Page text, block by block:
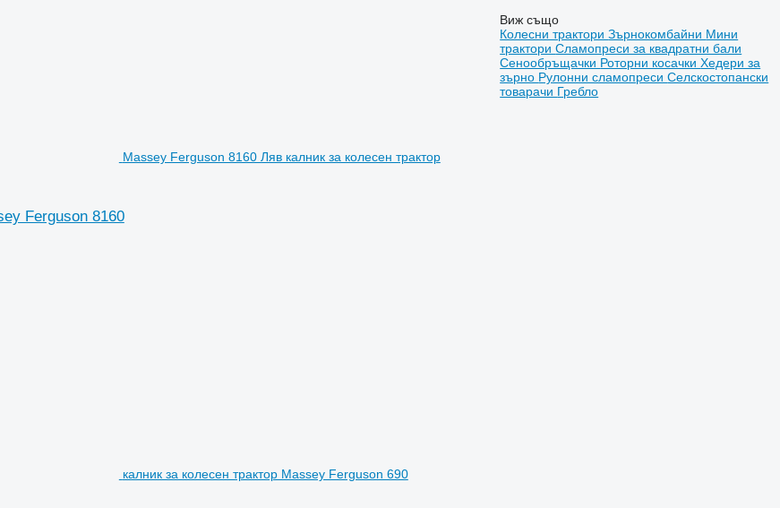
Massey Ferguson 8160 Ляв калник за колесен трактор
Ferguson 8160
калник за колесен трактор Massey Ferguson 690
Виж също
Колесни тракториЗърнокомбайни Мини
тракториСламопреси за квадратни бали
Сенообръщачки Роторни косачкиХедери за
зърно Рулонни сламопресиСелскостопански
товарачи Гребло